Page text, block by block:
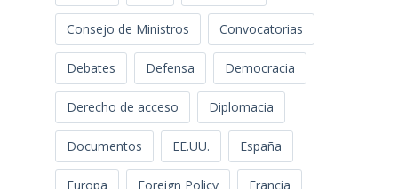
Consejo de Ministros Convocatorias
Debates Defensa Democracia
Derecho de acceso Diplomacia
Documentos EE.UU. España
Europa Foreign Policy Francia